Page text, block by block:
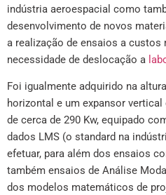
indústria aeroespacial como
desenvolvimento de novos
a realização de ensaios a custos
necessidade de deslocação a
Foi igualmente adquirido na
horizontal e um expansor
de cerca de 290 Kw, equipado
dados LMS (o standard na
efetuar, para além dos ensaios
também ensaios de Análise
dos modelos matemáticos de